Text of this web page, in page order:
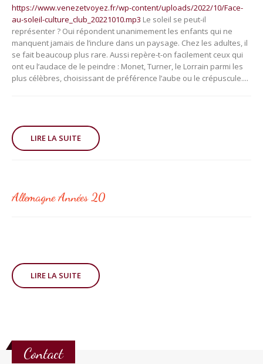
https://www.venezetvoyez.fr/wp-content/uploads/2022/10/Face-
au-soleil-culture_club_20221010.mp3 Le soleil se peut-il
représenter ? Oui répondent unanimement les enfants qui ne
manquent jamais de l’inclure dans un paysage. Chez les adultes, il
se fait beaucoup plus rare. Aussi repère-t-on facilement ceux qui
ont eu l’audace de le peindre : Monet, Turner, le Lorrain parmi les
plus célèbres, choisissant de préférence l’aube ou le crépuscule....
LIRE LA SUITE
Allemagne Années 20
LIRE LA SUITE
Contact